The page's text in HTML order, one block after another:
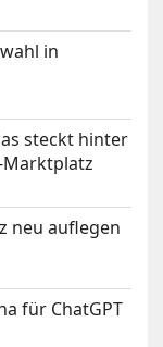
in
steckt hinter
Marktplatz
neu auflegen
für ChatGPT